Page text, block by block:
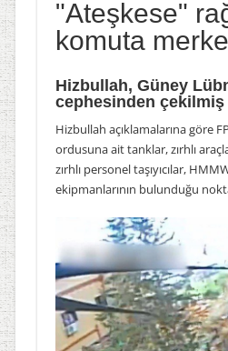
"Ateşkese"
komuta
Hizbullah, Güney
cephesinden çekilmiş
Hizbullah açıklamalarına göre
ordusuna ait tanklar, zırhlı
zırhlı personel taşıyıcılar,
ekipmanlarının bulunduğu